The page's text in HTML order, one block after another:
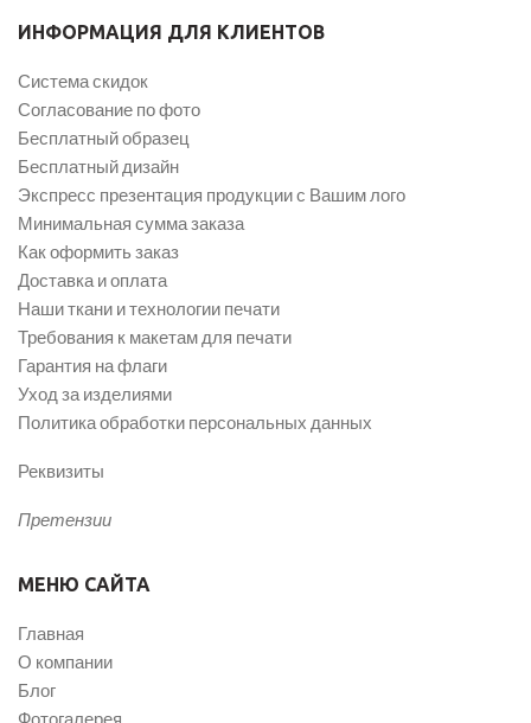
ИНФОРМАЦИЯ ДЛЯ КЛИЕНТОВ
Система скидок
Согласование по фото
Бесплатный образец
Бесплатный дизайн
Экспресс презентация продукции с Вашим лого
Минимальная сумма заказа
Как оформить заказ
Доставка и оплата
Наши ткани и технологии печати
Требования к макетам для печати
Гарантия на флаги
Уход за изделиями
Политика обработки персональных данных
Реквизиты
Претензии
МЕНЮ САЙТА
Главная
О компании
Блог
Фотогалерея